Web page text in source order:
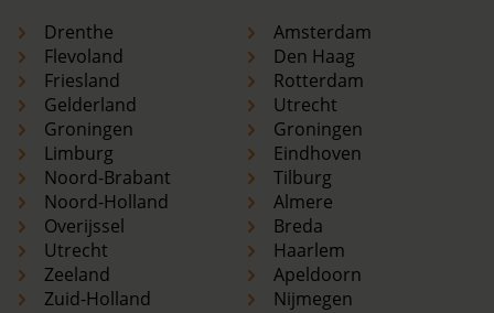
Drenthe
Flevoland
Friesland
Gelderland
Groningen
Limburg
Noord-Brabant
Noord-Holland
Overijssel
Utrecht
Zeeland
Zuid-Holland
Amsterdam
Den Haag
Rotterdam
Utrecht
Groningen
Eindhoven
Tilburg
Almere
Breda
Haarlem
Apeldoorn
Nijmegen